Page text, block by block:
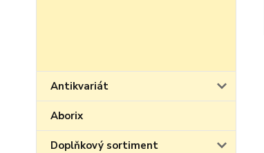
Antikvariát
Aborix
Doplňkový sortiment